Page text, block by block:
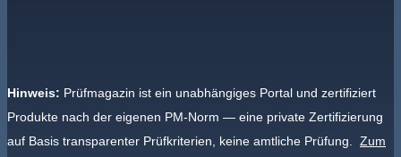
Hinweis: Prüfmagazin ist ein unabhängiges Portal und zertifiziert
Produkte nach der eigenen PM-Norm — eine private Zertifizierung
auf Basis transparenter Prüfkriterien, keine amtliche Prüfung. Zum